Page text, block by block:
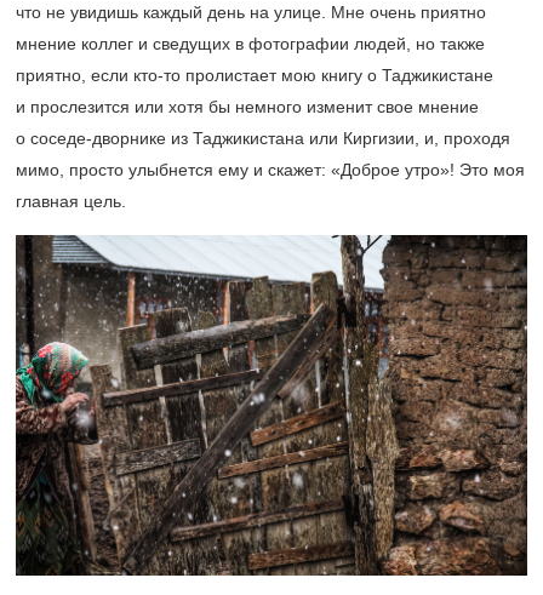
что не увидишь каждый день на улице. Мне очень приятно
мнение коллег и сведущих в фотографии людей, но также
приятно, если кто-то пролистает мою книгу о Таджикистане
и прослезится или хотя бы немного изменит свое мнение
о соседе-дворнике из Таджикистана или Киргизии, и, проходя
мимо, просто улыбнется ему и скажет: «Доброе утро»! Это моя
главная цель.